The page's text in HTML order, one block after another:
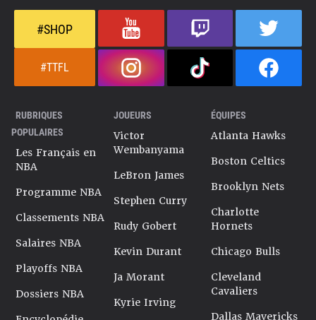
#SHOP
#TTFL
RUBRIQUES
POPULAIRES
Les Français en
NBA
Programme NBA
Classements NBA
Salaires NBA
Playoffs NBA
Dossiers NBA
JOUEURS
Victor
Wembanyama
LeBron James
Stephen Curry
Rudy Gobert
Kevin Durant
Ja Morant
Kyrie Irving
ÉQUIPES
Atlanta Hawks
Boston Celtics
Brooklyn Nets
Charlotte
Hornets
Chicago Bulls
Cleveland
Cavaliers
Dallas Mavericks